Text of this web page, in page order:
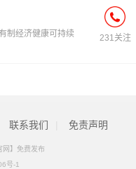
制经济健康可持续
231关注
联系我们 免责声明
】免费发布
号-1